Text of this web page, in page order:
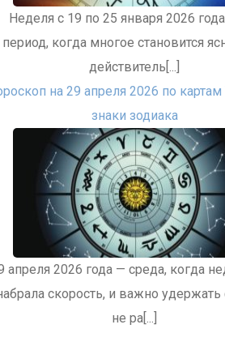
Неделя с 19 по 25 января 2026
период, когда многое становится
действитель[...]
на 29 апреля 2026 по картам
знаки зодиака
апреля 2026 года — среда, когда
скорость, и важно удержать
не ра[...]